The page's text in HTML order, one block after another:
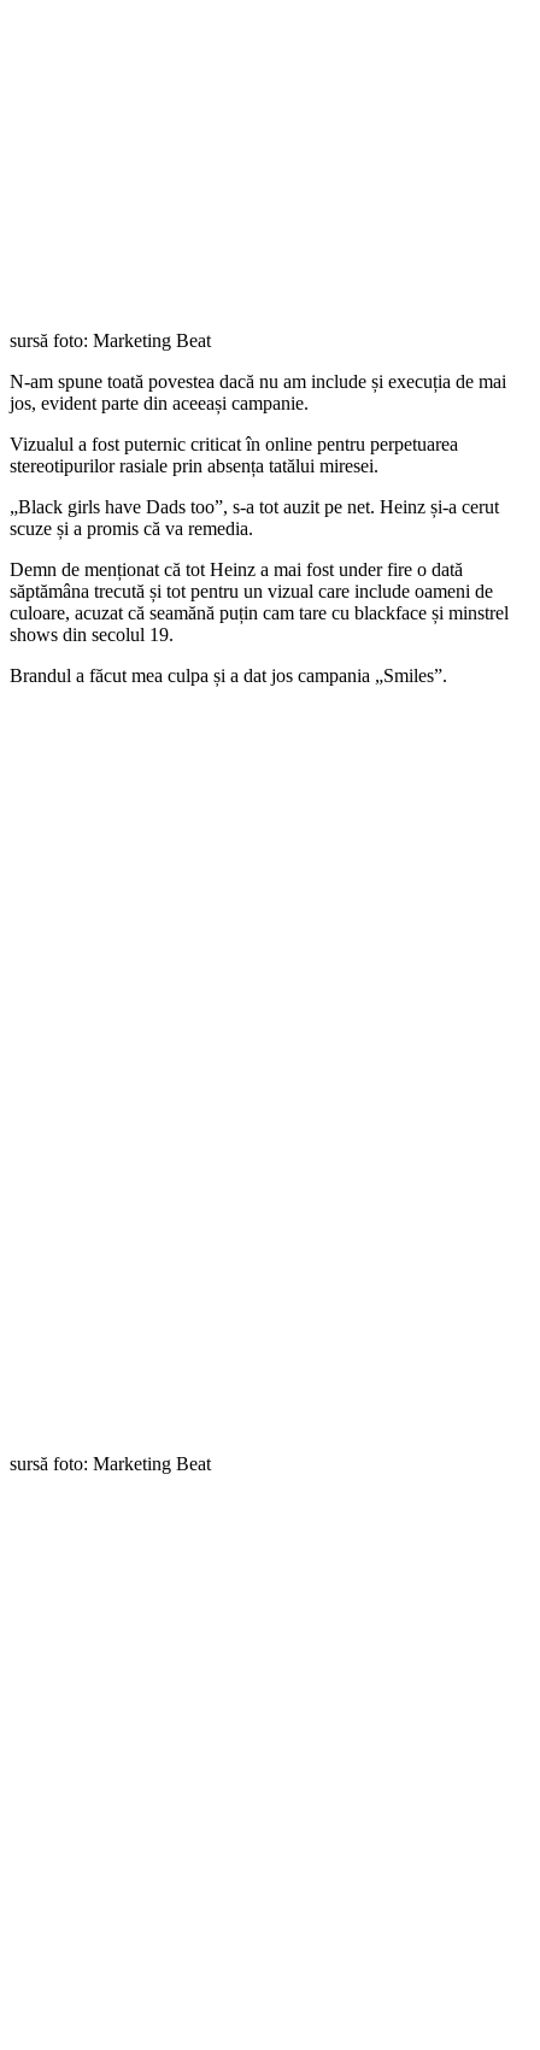
sursă foto: Marketing Beat
N-am spune toată povestea dacă nu am include și execuția de mai
jos, evident parte din aceeași campanie.
Vizualul a fost puternic criticat în online pentru perpetuarea
stereotipurilor rasiale prin absența tatălui miresei.
„Black girls have Dads too”, s-a tot auzit pe net. Heinz și-a cerut
scuze și a promis că va remedia.
Demn de menționat că tot Heinz a mai fost under fire o dată
săptămâna trecută și tot pentru un vizual care include oameni de
culoare, acuzat că seamănă puțin cam tare cu blackface și minstrel
shows din secolul 19.
Brandul a făcut mea culpa și a dat jos campania „Smiles”.
sursă foto: Marketing Beat